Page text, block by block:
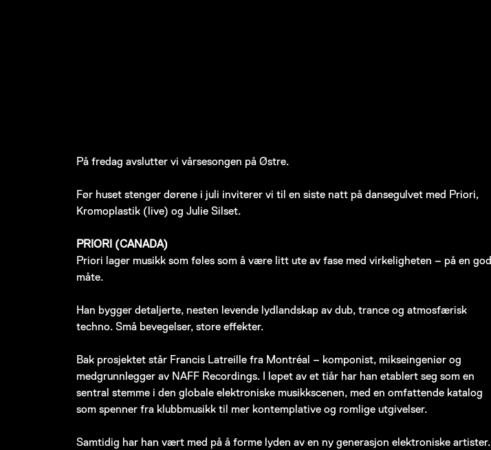
På fredag avslutter vi vårsesongen på Østre.
Før huset stenger dørene i juli inviterer vi til en siste natt på dansegulvet med Priori,
Kromoplastik (live) og Julie Silset.
PRIORI (CANADA)
Priori lager musikk som føles som å være litt ute av fase med virkeligheten – på en god
måte.
Han bygger detaljerte, nesten levende lydlandskap av dub, trance og atmosfærisk
techno. Små bevegelser, store effekter.
Bak prosjektet står Francis Latreille fra Montréal – komponist, mikseingeniør og
medgrunnlegger av NAFF Recordings. I løpet av et tiår har han etablert seg som en
sentral stemme i den globale elektroniske musikkscenen, med en omfattende katalog
som spenner fra klubbmusikk til mer kontemplative og romlige utgivelser.
Samtidig har han vært med på å forme lyden av en ny generasjon elektroniske artister.